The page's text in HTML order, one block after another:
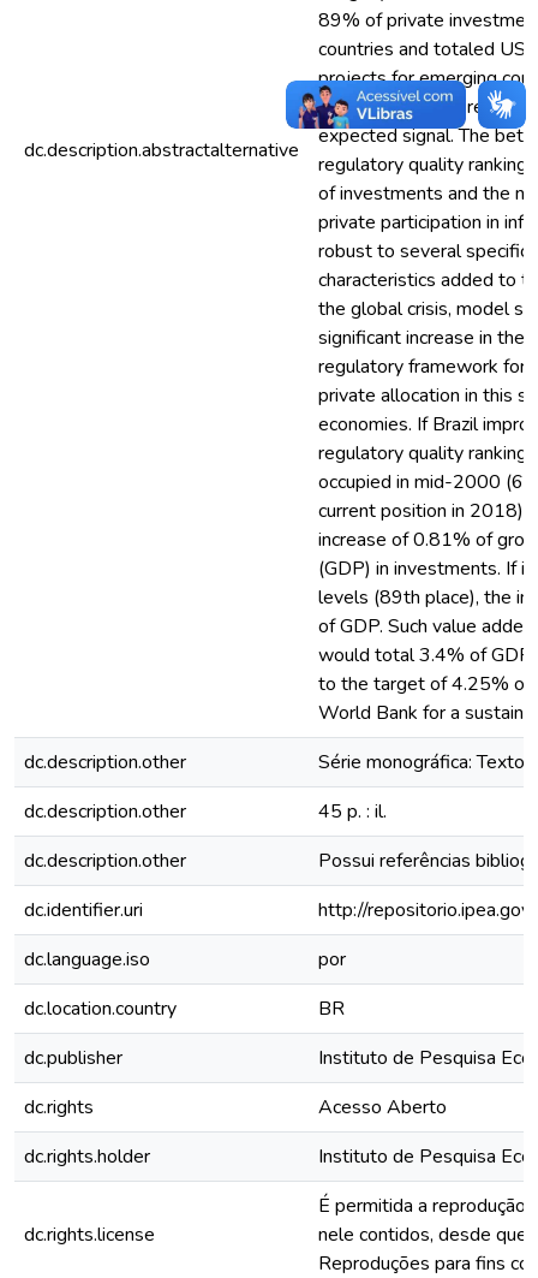
dc.description.abstractalternative
89% of private
countries and totaled
projects for emerging
2000-2018. The results
expected signal. The
regulatory quality
of investments and the
private participation in
robust to several
characteristics added to
the global crisis, model
significant increase in the
regulatory framework for
private allocation in this
economies. If Brazil
regulatory quality ranking
occupied in mid-2000
current position in 2018),
increase of 0.81% of
(GDP) in investments. If it
levels (89th place), the
of GDP. Such value
would total 3.4% of
to the target of 4.25% of
World Bank for a
dc.description.other
Série monográfica: Texto
dc.description.other
45 p. : il.
dc.description.other
Possui referências
dc.identifier.uri
http://
dc.language.iso
por
dc.location.country
BR
dc.publisher
Instituto de Pesquisa
dc.rights
Acesso Aberto
dc.rights.holder
Instituto de Pesquisa
dc.rights.license
É permitida a
nele contidos, desde que
Reproduções para fins